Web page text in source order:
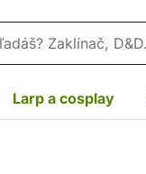
Larp a cosplay